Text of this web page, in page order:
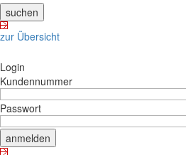
zur Übersicht
Login
Kundennummer
Passwort